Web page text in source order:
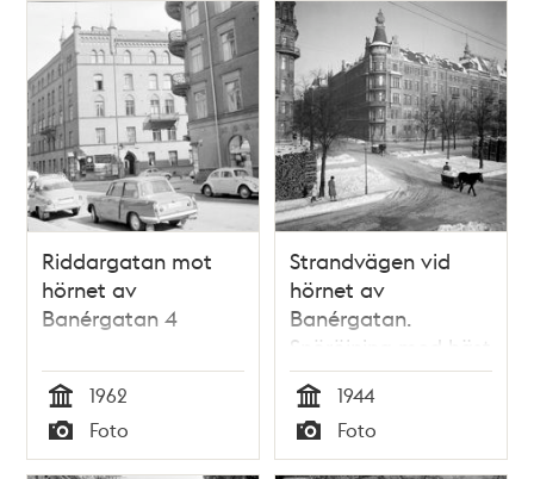
Riddargatan mot
hörnet av
Banérgatan 4
Tid
1962
Typ
Foto
Strandvägen vid
hörnet av
Banérgatan.
Snöröjning med häst
och släde
Tid
1944
Typ
Foto